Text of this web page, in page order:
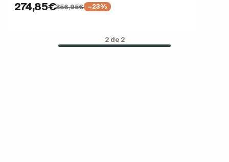
274,85€356,95€ −23%
2 de 2